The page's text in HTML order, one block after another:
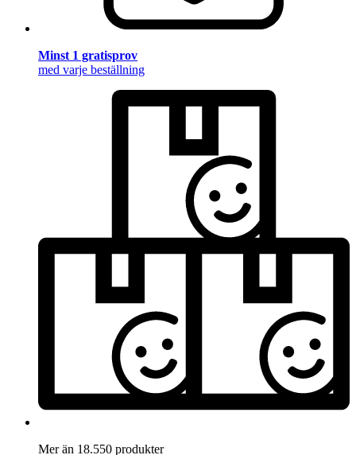
Minst 1 gratisprov
med varje beställning
Mer än 18.550 produkter